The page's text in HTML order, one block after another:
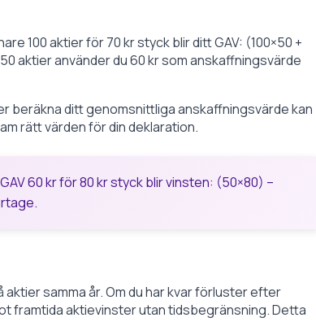
100 aktier för 70 kr styck blir ditt GAV: (100×50 +
aktier använder du 60 kr som anskaffningsvärde
beräkna ditt genomsnittliga anskaffningsvärde kan
rätt värden för din deklaration.
60 kr för 80 kr styck blir vinsten: (50×80) –
samma år. Om du har kvar förluster efter
framtida aktievinster utan tidsbegränsning. Detta